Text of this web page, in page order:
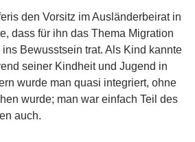
den Vorsitz im Ausländerbeirat in
dass für ihn das Thema Migration
Bewusstsein trat. Als Kind kannte
seiner Kindheit und Jugend in
wurde man quasi integriert, ohne
wurde; man war einfach Teil des
auch.